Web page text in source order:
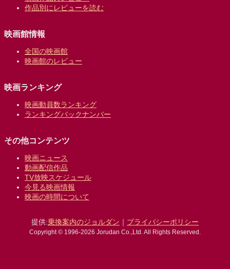
作品別にレビューを読む
映画館情報
全国の映画館
映画館のレビュー
映画ランキング
映画動員数ランキング
ランキングバックナンバー
その他コンテンツ
映画ニュース
動画配信作品
TV放映スケジュール
今見る映画情報
映画の時間について
提供:乗換案内のジョルダン ｜ プライバシーポリシー
Copyright © 1996-2026 Jorudan Co.,Ltd. All Rights Reserved.